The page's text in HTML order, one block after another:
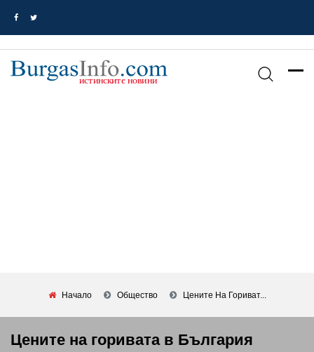
Начало Общество Цените На Гориват...
Цените на горивата в България